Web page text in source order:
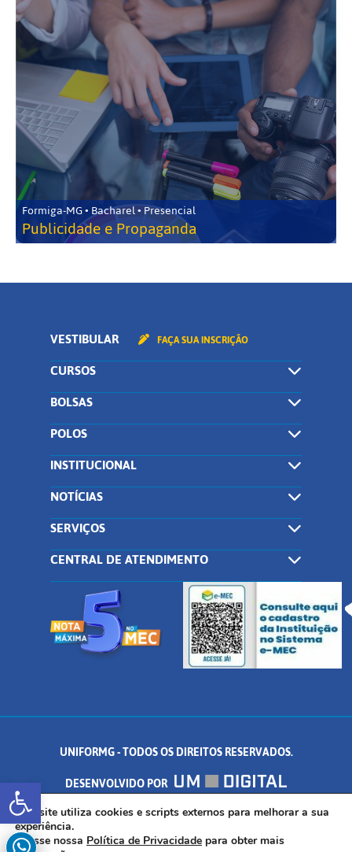
Abrir a barra de ferramentas
Formiga-MG • Bacharel • Presencial
Publicidade e Propaganda
VESTIBULAR FAÇA SUA INSCRIÇÃO
CURSOS
BOLSAS
POLOS
INSTITUCIONAL
NOTÍCIAS
SERVIÇOS
CENTRAL DE ATENDIMENTO
UNIFORMG - TODOS OS DIREITOS RESERVADOS.
DESENVOLVIDO POR
AV. DR. ARNALDO DE SENNA, 328 - PALMEIRAS, FORMIGA/MG - CEP:
35.574.530
Este site utiliza cookies e scripts externos para melhorar a sua
experiência.
Acesse nossa Política de Privacidade para obter mais